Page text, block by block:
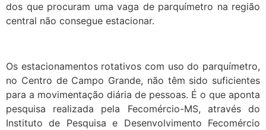
dos que procuram uma vaga de parquímetro na região
central não consegue estacionar.
Os estacionamentos rotativos com uso do parquímetro,
no Centro de Campo Grande, não têm sido suficientes
para a movimentação diária de pessoas. É o que aponta
pesquisa realizada pela Fecomércio-MS, através do
Instituto de Pesquisa e Desenvolvimento Fecomércio